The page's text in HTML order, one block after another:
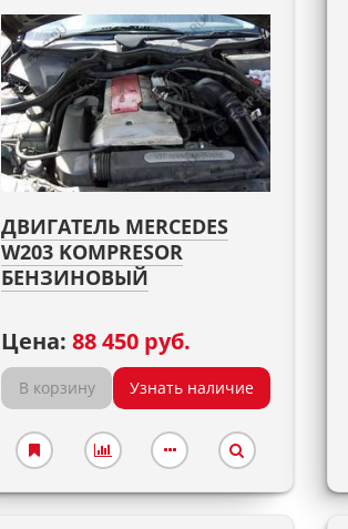
ДВИГАТЕЛЬ MERCEDES
W203 KOMPRESOR
БЕНЗИНОВЫЙ
Цена: 88 450 руб.
В корзину Узнать наличие